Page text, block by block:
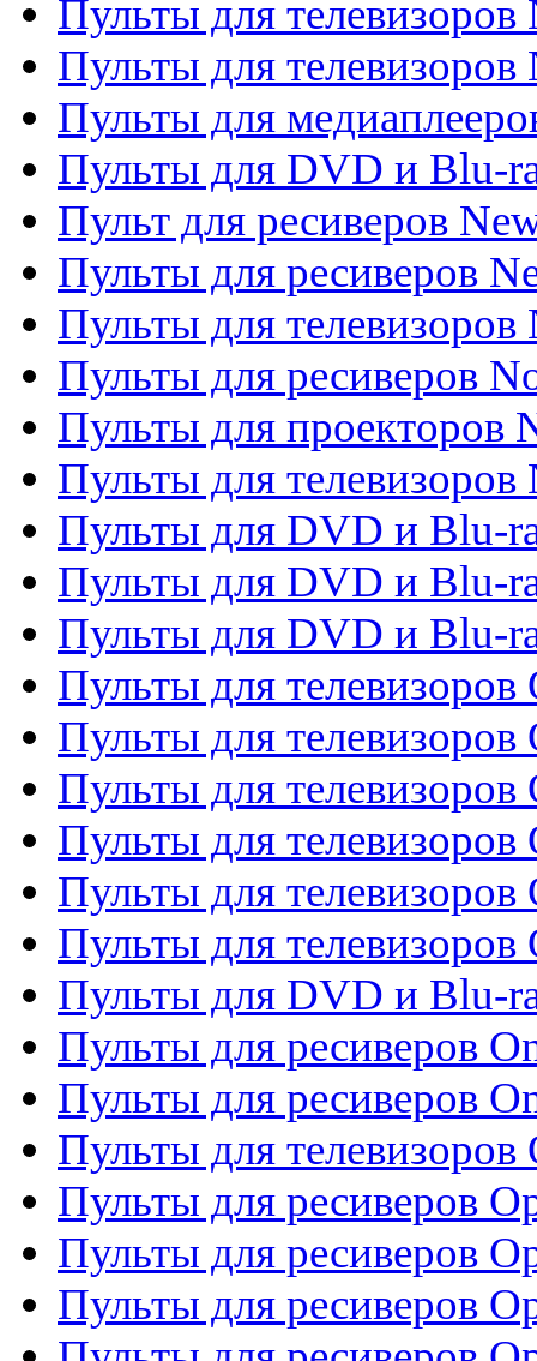
Пульты для телевизоров
Пульты для телевизоров
Пульты для
Пульты для DVD и Blu-
Пульт для ресиверов
Пульты для ресиверов
Пульты для телевизоров
Пульты для ресиверов
Пульты для проекторов
Пульты для телевизоров
Пульты для DVD и Blu-
Пульты для DVD и Blu-
Пульты для DVD и Blu-
Пульты для телевизоров
Пульты для телевизоров
Пульты для телевизоров
Пульты для телевизоров
Пульты для телевизоров
Пульты для телевизоров
Пульты для DVD и Blu-
Пульты для ресиверов
Пульты для ресиверов
Пульты для телевизоров
Пульты для ресиверов
Пульты для ресиверов
Пульты для ресиверов